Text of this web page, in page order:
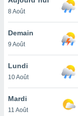
et
»,
au
vous
qu'ils
ou
8 Août
Demain
9 Août
Lundi
10 Août
Mardi
11 Août